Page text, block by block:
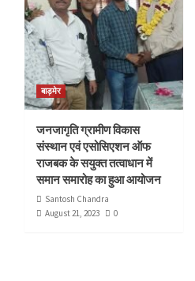
बाड़मेर
जनजागृति ग्रामीण विकास
संस्थान एवं एसोसिएशन ऑफ
राजबक के सयुक्त तत्वाधान में
समान समारोह का हुआ आयोजन
Santosh Chandra
August 21, 2023
0